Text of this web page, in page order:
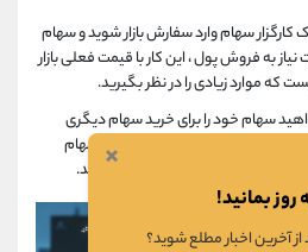
کارگزار سهام وارد سفارش بازار شوید و سهام
به فروش پول ، این کار با قیمت فعلی بازار
که موارد زیادی را در نظر بگیرید.
سهام خود را برای خرید سهام دیگری
یک سهام را برای سرمایه گذاری در سهام
وجود دارد که باید در نظر بگیرید.
×
روز بمانید!
آخرین اخبار مطلع شوید؟